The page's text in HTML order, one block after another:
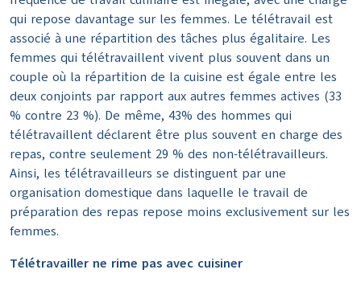
qui repose davantage sur les femmes. Le télétravail est
associé à une répartition des tâches plus égalitaire. Les
femmes qui télétravaillent vivent plus souvent dans un
couple où la répartition de la cuisine est égale entre les
deux conjoints par rapport aux autres femmes actives (33
% contre 23 %). De même, 43% des hommes qui
télétravaillent déclarent être plus souvent en charge des
repas, contre seulement 29 % des non-télétravailleurs.
Ainsi, les télétravailleurs se distinguent par une
organisation domestique dans laquelle le travail de
préparation des repas repose moins exclusivement sur les
femmes.
Télétravailler ne rime pas avec cuisiner